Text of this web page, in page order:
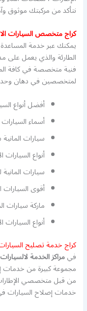
نتأكد من مركبتك موثوق
كراج متخصص السيارات
يمكنك عبر خدمة
فنية متخصصة في كافة
لمتخصصين في دهان
أفضل أنواع
أسماء السيارات
سيارات
أنواع
سيارات المانية
أقوى السيارات
ماركة سيارات
أنواع السيارات
كراج خدمة تصليح السيارات
فيمراكز الخدمة لالسيارات
مجموعة كبيرة من خدمات
من قبل متخصصي
خدمات إصلاح السيارات